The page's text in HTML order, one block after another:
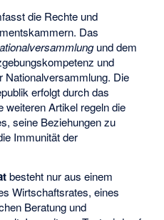
die Rechte und
Das
und dem
und
Nationalversammlung. Die
erfolgt durch das
weiteren Artikel regeln die
seine Beziehungen zu
Immunität der
besteht nur aus einem
Wirtschaftsrates, eines
Beratung und